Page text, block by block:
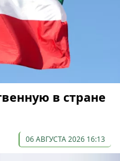
в стране
06 АВГУСТА 2026 16:13